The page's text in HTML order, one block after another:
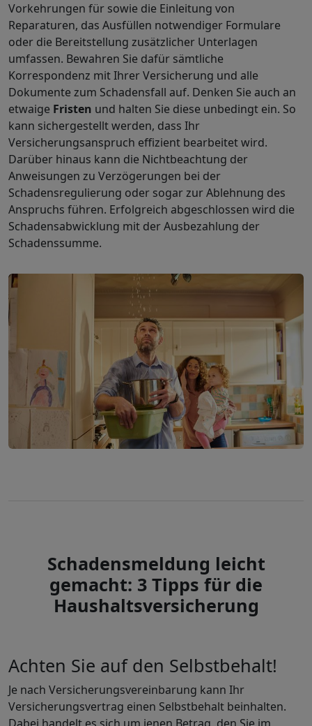
Vorkehrungen für sowie die Einleitung von
Reparaturen, das Ausfüllen notwendiger Formulare
oder die Bereitstellung zusätzlicher Unterlagen
umfassen. Bewahren Sie dafür sämtliche
Korrespondenz mit Ihrer Versicherung und alle
Dokumente zum Schadensfall auf. Denken Sie auch an
etwaige Fristen und halten Sie diese unbedingt ein. So
kann sichergestellt werden, dass Ihr
Versicherungsanspruch effizient bearbeitet wird.
Darüber hinaus kann die Nichtbeachtung der
Anweisungen zu Verzögerungen bei der
Schadensregulierung oder sogar zur Ablehnung des
Anspruchs führen. Erfolgreich abgeschlossen wird die
Schadensabwicklung mit der Ausbezahlung der
Schadenssumme.
Schadensmeldung leicht
gemacht: 3 Tipps für die
Haushaltsversicherung
Achten Sie auf den Selbstbehalt!
Je nach Versicherungsvereinbarung kann Ihr
Versicherungsvertrag einen Selbstbehalt beinhalten.
Dabei handelt es sich um jenen Betrag, den Sie im